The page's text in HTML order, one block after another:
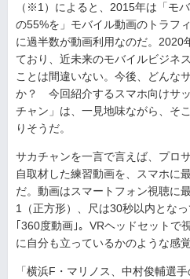
（※1）によると、2015年は「モ
の55%を」モバイル動画のトラフ
に過半数が動画利用なのだ。2020
ており、近未来のモバイルビジネ
ことは間違いない。今後、どんな
か？ 今回紹介するスマホ向けサ
チャン」は、一見地味ながら、そ
りそうだ。
サカチャンを一言で言えば、プロ
自取材した練習動画を、スマホに
だ。動画はスマートフォン視聴に
1（正方形）、尺は30秒以内とな
｢360度動画｣。VRヘッドセットで
に自分も立っているかのような感
「横浜F・マリノス、中村俊輔選